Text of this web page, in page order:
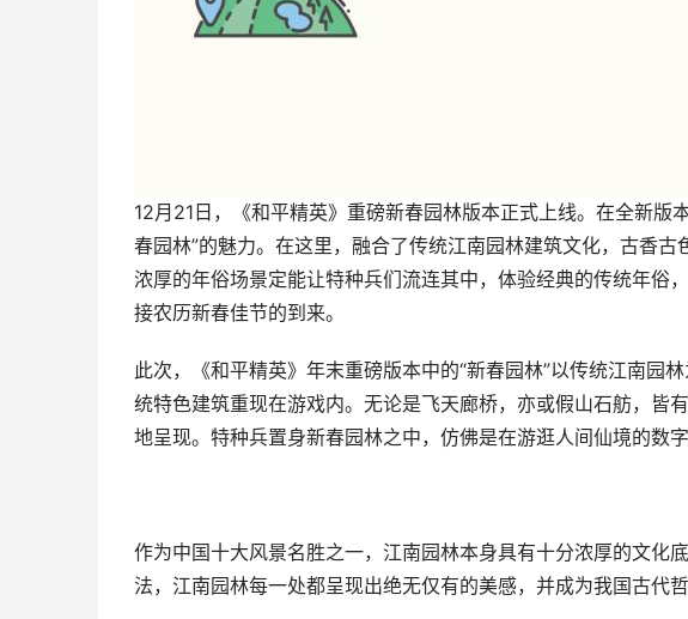
12月21日，《和平精英》重磅新春园林版本正式上线。在全新版
春园林”的魅力。在这里，融合了传统江南园林建筑文化，古香
浓厚的年俗场景定能让特种兵们流连其中，体验经典的传统年俗
接农历新春佳节的到来。
此次，《和平精英》年末重磅版本中的“新春园林”以传统江南园
统特色建筑重现在游戏内。无论是飞天廊桥，亦或假山石舫，皆
地呈现。特种兵置身新春园林之中，仿佛是在游逛人间仙境的数
作为中国十大风景名胜之一，江南园林本身具有十分浓厚的文化
法，江南园林每一处都呈现出绝无仅有的美感，并成为我国古代